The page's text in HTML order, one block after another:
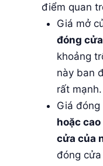
điểm quan
Giá mở
đóng
khoảng
này ban
rất mạnh.
Giá
hoặc
cửa của
đóng